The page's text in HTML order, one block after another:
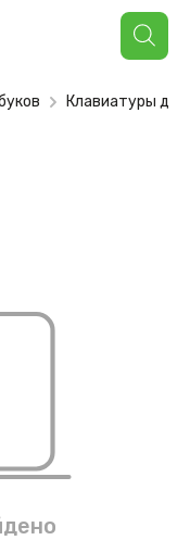
Поиск
товаров
Клавиатуры для